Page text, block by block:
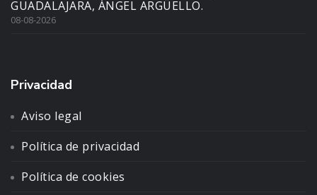
GUADALAJARA, ÁNGEL ARGÜELLO.
08-08-2026
Privacidad
Aviso legal
Política de privacidad
Política de cookies